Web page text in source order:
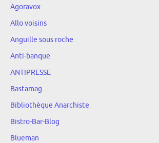
Agoravox
Allo voisins
Anguille sous roche
Anti-banque
ANTIPRESSE
Bastamag
Bibliothèque Anarchiste
Bistro-Bar-Blog
Blueman